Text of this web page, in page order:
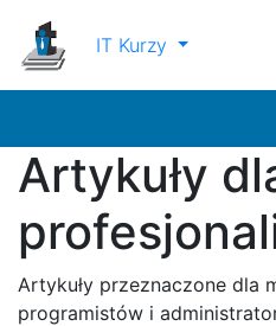
IT Kurzy
Artykuły
Artykuły przeznaczone dla
programistów i